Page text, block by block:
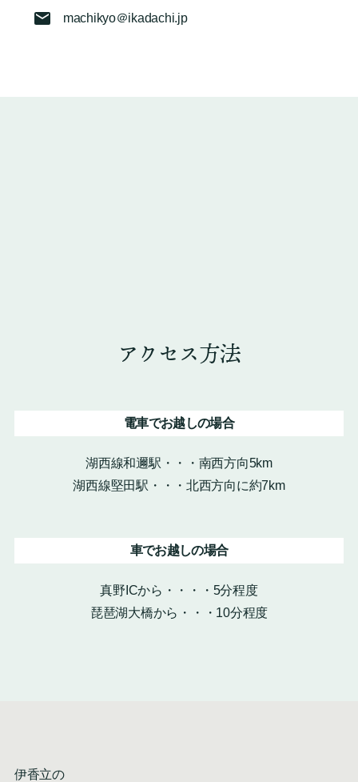
machikyo＠ikadachi.jp
アクセス方法
電車でお越しの場合
湖西線和邇駅・・・南西方向5km
湖西線堅田駅・・・北西方向に約7km
車でお越しの場合
真野ICから・・・・5分程度
琵琶湖大橋から・・・10分程度
伊香立の